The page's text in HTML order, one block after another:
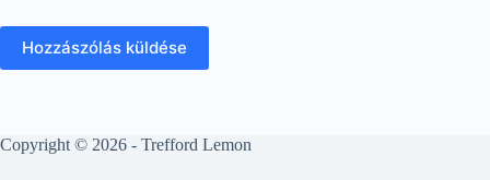
Hozzászólás küldése
Copyright © 2026 - Trefford Lemon